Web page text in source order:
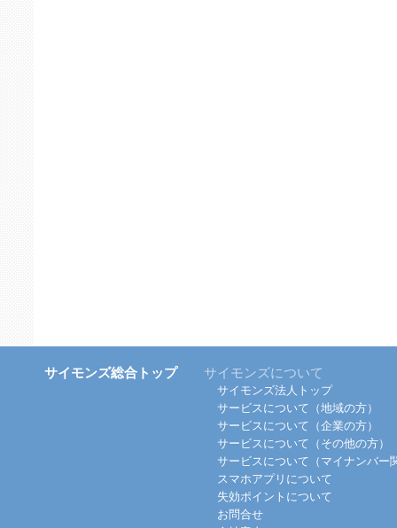
サイモンズ総合トップ サイモンズについて
サイモンズ法人トップ
サービスについて（地域の方）
サービスについて（企業の方）
サービスについて（その他の方）
サービスについて（マイナンバー
スマホアプリについて
失効ポイントについて
お問合せ